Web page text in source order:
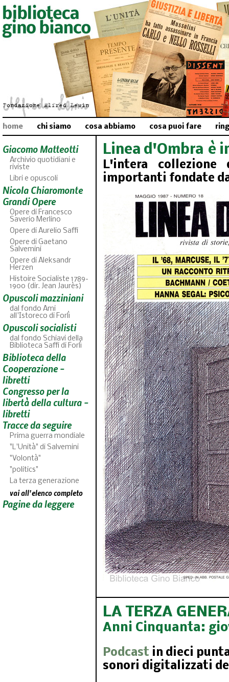
home chi siamo cosa abbiamo cosa puoi fare
Giacomo Matteotti
Archivio quotidiani e
riviste
Libri e opuscoli
Nicola Chiaromonte
Grandi Opere
Opere di Francesco
Saverio Merlino
Opere di Aurelio Saffi
Opere di Gaetano
Salvemini
Opere di Aleksandr
Herzen
Histoire Socialiste 1789-
1900 (dir. Jean Jaurès)
Opuscoli mazziniani
dal fondo Ami
all'Istoreco di Forlì
Opuscoli socialisti
dal fondo Schiavi della
Biblioteca Saffi di Forlì
Biblioteca della
Cooperazione -
libretti
Congresso per la
libertà della cultura -
libretti
Tracce da seguire
Prima guerra mondiale
"L'Unità" di Salvemini
"Volontà"
"politics"
La terza generazione
vai all'elenco completo
Pagine da leggere
Linea d'Ombra è
L'intera
importanti fondate
LA TERZA
Anni Cinquanta:
Podcast in dieci
sonori digitalizzati
ABC
46fascicoli